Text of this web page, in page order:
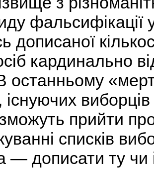
фальсифікації
дописаної
кардинально
останньому
зможуть прийти
списків
— дописати ту чи